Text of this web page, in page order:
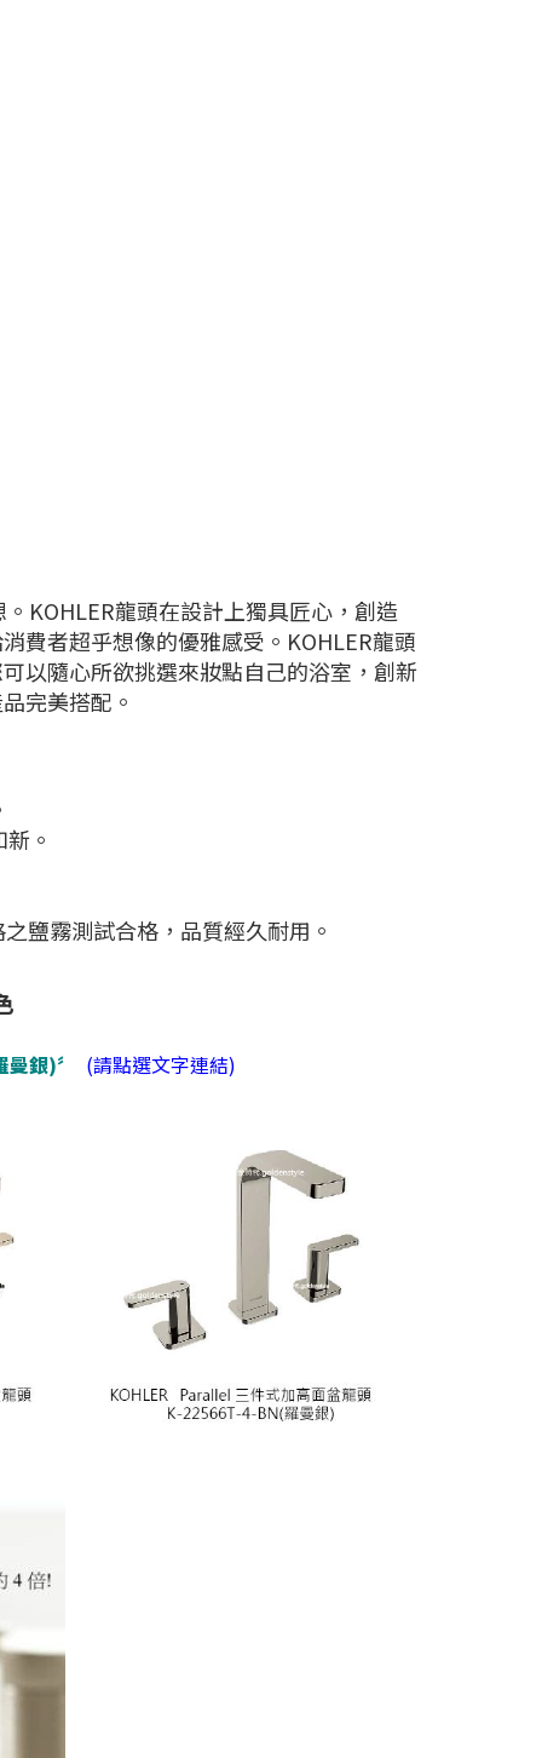
KOHLER龍頭在設計上獨具匠心，創造
費者超乎想像的優雅感受。KOHLER龍頭
以隨心所欲挑選來妝點自己的浴室，創新
完美搭配。
。
鹽霧測試合格，品質經久耐用。
銀)〞 (請點選文字連結)